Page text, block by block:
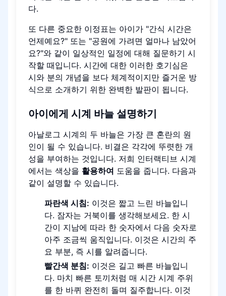
다.
또 다른 중요한 이정표는 아이가 "간식 시간은
언제예요?" 또는 "공원에 가려면 얼마나 남았어
요?"와 같이 일상적인 일정에 대해 질문하기 시
작할 때입니다. 시간에 대한 이러한 호기심은
시와 분의 개념을 보다 체계적이지만 즐거운 방
식으로 소개하기 위한 완벽한 발판이 됩니다.
아이에게 시계 바늘 설명하기
아날로그 시계의 두 바늘은 가장 큰 혼란의 원
인이 될 수 있습니다. 비결은 각각에 뚜렷한 개
성을 부여하는 것입니다. 저희 인터랙티브 시계
에서는 색상을 활용하여 도움을 줍니다. 다음과
같이 설명할 수 있습니다.
파란색 시침: 이것은 짧고 느린 바늘입니
다. 잠자는 거북이를 생각해보세요. 한 시
간이 지남에 따라 한 숫자에서 다음 숫자로
아주 조금씩 움직입니다. 이것은 시간의 주
요 부분, 즉 시를 알려줍니다.
빨간색 분침: 이것은 길고 빠른 바늘입니
다. 마치 빠른 토끼처럼 매 시간 시계 주위
를 한 바퀴 완전히 돌며 질주합니다. 이것